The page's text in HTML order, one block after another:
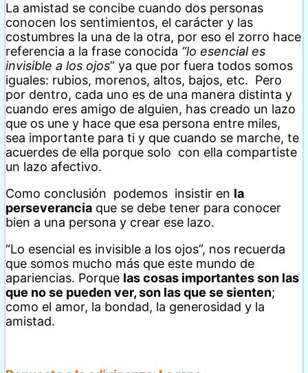
La amistad se concibe cuando dos personas
conocen los sentimientos, el carácter y las
costumbres la una de la otra, por eso el zorro hace
referencia a la frase conocida “lo esencial es
invisible a los ojos” ya que por fuera todos somos
iguales: rubios, morenos, altos, bajos, etc. Pero
por dentro, cada uno es de una manera distinta y
cuando eres amigo de alguien, has creado un lazo
que os une y hace que esa persona entre miles,
sea importante para ti y que cuando se marche, te
acuerdes de ella porque solo con ella compartiste
un lazo afectivo.
Como conclusión podemos insistir en la
perseverancia que se debe tener para conocer
bien a una persona y crear ese lazo.
“Lo esencial es invisible a los ojos”, nos recuerda
que somos mucho más que este mundo de
apariencias. Porque las cosas importantes son las
que no se pueden ver, son las que se sienten;
como el amor, la bondad, la generosidad y la
amistad.